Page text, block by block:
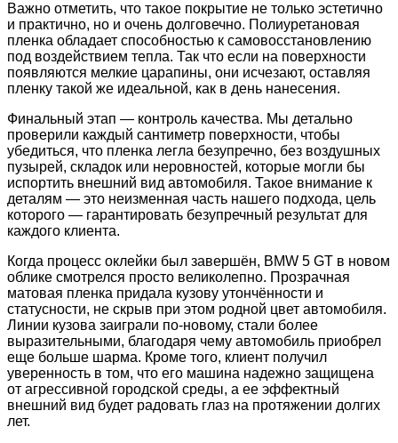
Важно отметить, что такое покрытие не только эстетично
и практично, но и очень долговечно. Полиуретановая
пленка обладает способностью к самовосстановлению
под воздействием тепла. Так что если на поверхности
появляются мелкие царапины, они исчезают, оставляя
пленку такой же идеальной, как в день нанесения.
Финальный этап — контроль качества. Мы детально
проверили каждый сантиметр поверхности, чтобы
убедиться, что пленка легла безупречно, без воздушных
пузырей, складок или неровностей, которые могли бы
испортить внешний вид автомобиля. Такое внимание к
деталям — это неизменная часть нашего подхода, цель
которого — гарантировать безупречный результат для
каждого клиента.
Когда процесс оклейки был завершён, BMW 5 GT в новом
облике смотрелся просто великолепно. Прозрачная
матовая пленка придала кузову утончённости и
статусности, не скрыв при этом родной цвет автомобиля.
Линии кузова заиграли по-новому, стали более
выразительными, благодаря чему автомобиль приобрел
еще больше шарма. Кроме того, клиент получил
уверенность в том, что его машина надежно защищена
от агрессивной городской среды, а ее эффектный
внешний вид будет радовать глаз на протяжении долгих
лет.